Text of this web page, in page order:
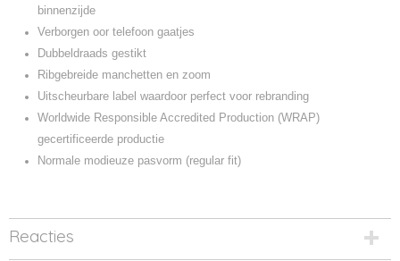
binnenzijde
Verborgen oor telefoon gaatjes
Dubbeldraads gestikt
Ribgebreide manchetten en zoom
Uitscheurbare label waardoor perfect voor rebranding
Worldwide Responsible Accredited Production (WRAP)
gecertificeerde productie
Normale modieuze pasvorm (regular fit)
Reacties